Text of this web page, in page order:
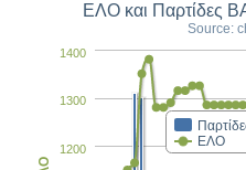
ΕΛΟ και
Source:
ΕΛΟ
1200
1300
1400